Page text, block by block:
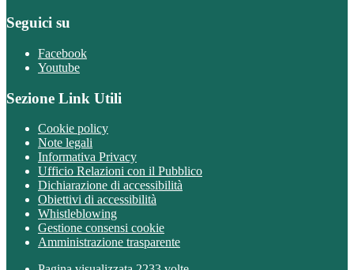
Seguici su
Facebook
Youtube
Sezione Link Utili
Cookie policy
Note legali
Informativa Privacy
Ufficio Relazioni con il Pubblico
Dichiarazione di accessibilità
Obiettivi di accessibilità
Whistleblowing
Gestione consensi cookie
Amministrazione trasparente